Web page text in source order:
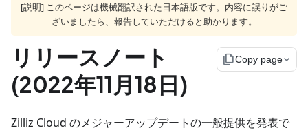
[説明] このページは機械翻訳された日本語版です。内容に誤りがご
ざいましたら、報告していただけると助かります。
リリースノート
(2022年11月18日)
file_copyCopy page
Zilliz Cloud のメジャーアップデートの一般提供を発表で